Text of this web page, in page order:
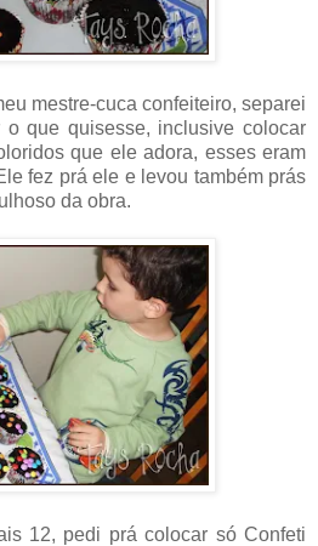
mestre-cuca confeiteiro, separei
que quisesse, inclusive colocar
que ele adora, esses eram
fez prá ele e levou também prás
da obra.
12, pedi prá colocar só Confeti